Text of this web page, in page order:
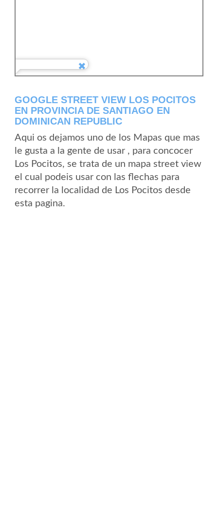
GOOGLE STREET VIEW LOS POCITOS
EN PROVINCIA DE SANTIAGO EN
DOMINICAN REPUBLIC
Aqui os dejamos uno de los Mapas que mas
le gusta a la gente de usar , para concocer
Los Pocitos, se trata de un mapa street view
el cual podeis usar con las flechas para
recorrer la localidad de Los Pocitos desde
esta pagina.